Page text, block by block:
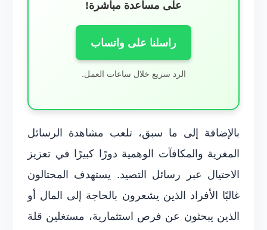
على مساعدة مباشرة!
راسلنا على واتساب
الرد سريع خلال ساعات العمل.
بالإضافة إلى ما سبق، تلعب مشاهدة الرسائل
المغرية والمكافآت الوهمية دورًا كبيرًا في تعزيز
الاحتيال عبر رسائل التصيد. يستهدف المحتالون
غالبًا الأفراد الذين يشعرون بالحاجة إلى المال أو
الذين يبحثون عن فرص استثمارية، مستغلين قلة